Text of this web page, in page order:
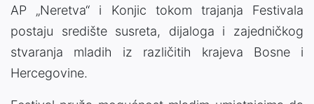
AP „Neretva“ i Konjic tokom trajanja Festivala
postaju središte susreta, dijaloga i zajedničkog
stvaranja mladih iz različitih krajeva Bosne i
Hercegovine.